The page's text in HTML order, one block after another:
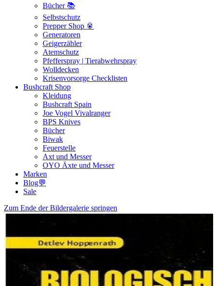
Bücher 📚
Selbstschutz
Prepper Shop 🥫
Generatoren
Geigerzähler
Atemschutz
Pfefferspray | Tierabwehrspray
Wolldecken
Krisenvorsorge Checklisten
Bushcraft Shop
Kleidung
Bushcraft Spain
Joe Vogel Vivalranger
BPS Knives
Bücher
Biwak
Feuerstelle
Axt und Messer
OYO Äxte und Messer
Marken
Blog💬
Sale
Zum Ende der Bildergalerie springen